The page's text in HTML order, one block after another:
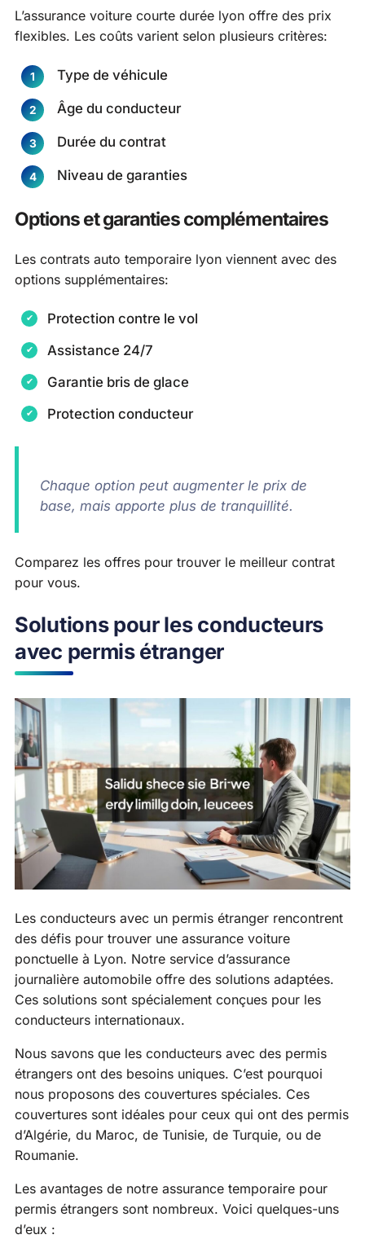
L’assurance voiture courte durée lyon offre des prix
flexibles. Les coûts varient selon plusieurs critères:
Type de véhicule
Âge du conducteur
Durée du contrat
Niveau de garanties
Options et garanties complémentaires
Les contrats auto temporaire lyon viennent avec des
options supplémentaires:
Protection contre le vol
Assistance 24/7
Garantie bris de glace
Protection conducteur
Chaque option peut augmenter le prix de
base, mais apporte plus de tranquillité.
Comparez les offres pour trouver le meilleur contrat
pour vous.
Solutions pour les conducteurs
avec permis étranger
Les conducteurs avec un permis étranger rencontrent
des défis pour trouver une assurance voiture
ponctuelle à Lyon. Notre service d’assurance
journalière automobile offre des solutions adaptées.
Ces solutions sont spécialement conçues pour les
conducteurs internationaux.
Nous savons que les conducteurs avec des permis
étrangers ont des besoins uniques. C’est pourquoi
nous proposons des couvertures spéciales. Ces
couvertures sont idéales pour ceux qui ont des permis
d’Algérie, du Maroc, de Tunisie, de Turquie, ou de
Roumanie.
Les avantages de notre assurance temporaire pour
permis étrangers sont nombreux. Voici quelques-uns
d’eux :